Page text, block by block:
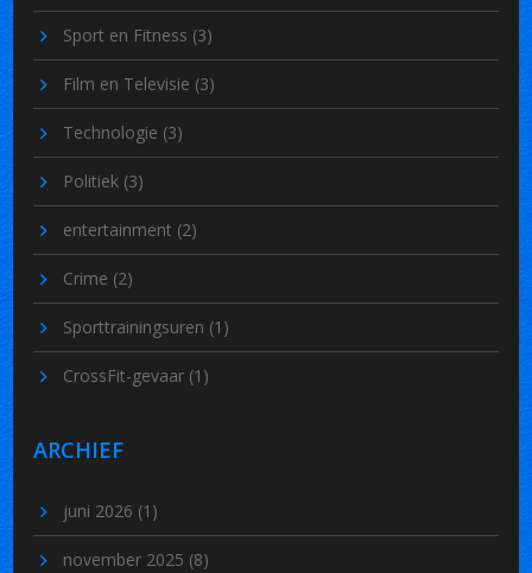
Sport en Fitness (3)
Film en Televisie (3)
Technologie (3)
Politiek (3)
entertainment (2)
Crime (2)
Sporttrainingsuren (1)
CrossFit-gevaar (1)
ARCHIEF
juni 2026 (1)
november 2025 (8)